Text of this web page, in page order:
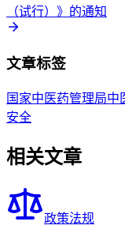
（试行）》的通知
文章标签
国家中医药管理局中
安全
相关文章
政策法规